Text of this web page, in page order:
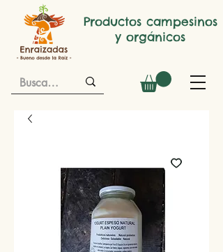
Productos campesinos
y orgánicos